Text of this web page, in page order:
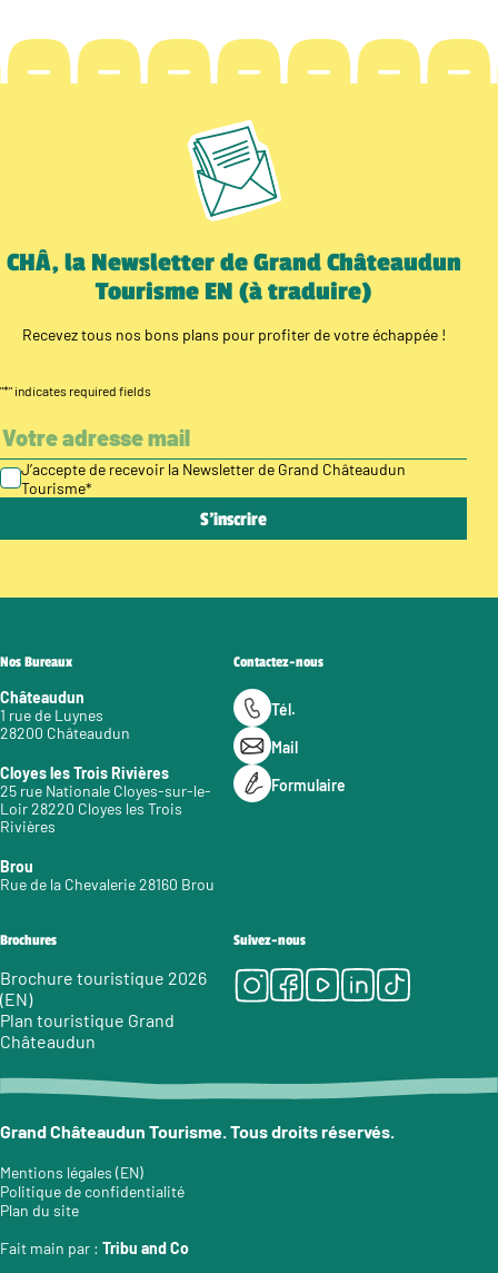
CHÂ, la Newsletter de Grand Châteaudun
Tourisme EN (à traduire)
Recevez tous nos bons plans pour profiter de votre échappée !
"*" indicates required fields
J’accepte de recevoir la Newsletter de Grand Châteaudun
Tourisme*
Nos Bureaux
Châteaudun
1 rue de Luynes
28200 Châteaudun
Cloyes les Trois Rivières
25 rue Nationale Cloyes-sur-le-
Loir 28220 Cloyes les Trois
Rivières
Brou
Rue de la Chevalerie 28160 Brou
Contactez-nous
Tél.
Mail
Formulaire
Brochures
Brochure touristique 2026
(EN)
Plan touristique Grand
Châteaudun
Suivez-nous
Instagram
Facebook
Youtube
LinkedIn
Tiktok
Grand Châteaudun Tourisme. Tous droits réservés.
Mentions légales (EN)
Politique de confidentialité
Plan du site
Fait main par : Tribu and Co